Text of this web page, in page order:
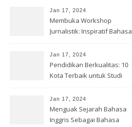
Jan 17, 2024
Membuka Workshop
Jurnalistik: Inspiratif Bahasa
Jan 17, 2024
Pendidikan Berkualitas: 10
Kota Terbaik untuk Studi
Jan 17, 2024
Menguak Sejarah Bahasa
Inggris Sebagai Bahasa